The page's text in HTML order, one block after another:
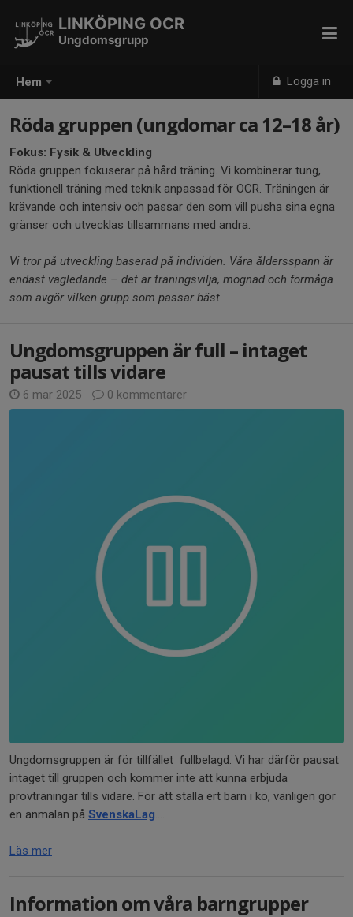
Hem Logga in
LINKÖPING OCR
Ungdomsgrupp
Röda gruppen (ungdomar ca 12–18 år)
Fokus: Fysik & Utveckling
Röda gruppen fokuserar på hård träning. Vi kombinerar tung,
funktionell träning med teknik anpassad för OCR. Träningen är
krävande och intensiv och passar den som vill pusha sina egna
gränser och utvecklas tillsammans med andra.
Vi tror på utveckling baserad på individen. Våra åldersspann är
endast vägledande – det är träningsvilja, mognad och förmåga
som avgör vilken grupp som passar bäst.
Ungdomsgruppen är full – intaget
pausat tills vidare
6 mar 2025 0 kommentarer
Ungdomsgruppen är för tillfället fullbelagd. Vi har därför pausat
intaget till gruppen och kommer inte att kunna erbjuda
provträningar tills vidare. För att ställa ert barn i kö, vänligen gör
en anmälan på SvenskaLag....
Läs mer
Information om våra barngrupper